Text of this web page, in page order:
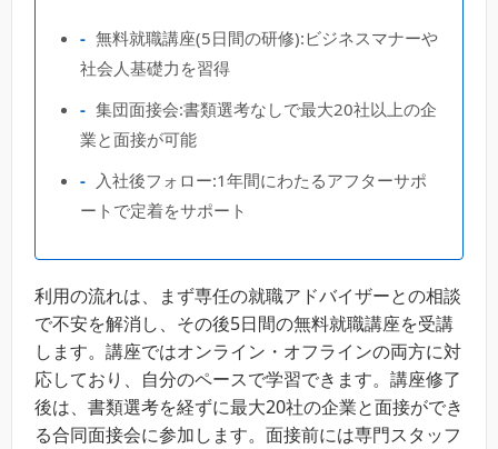
無料就職講座(5日間の研修):ビジネスマナーや
社会人基礎力を習得
集団面接会:書類選考なしで最大20社以上の企
業と面接が可能
入社後フォロー:1年間にわたるアフターサポ
ートで定着をサポート
利用の流れは、まず専任の就職アドバイザーとの相談
で不安を解消し、その後5日間の無料就職講座を受講
します。講座ではオンライン・オフラインの両方に対
応しており、自分のペースで学習できます。講座修了
後は、書類選考を経ずに最大20社の企業と面接ができ
る合同面接会に参加します。面接前には専門スタッフ